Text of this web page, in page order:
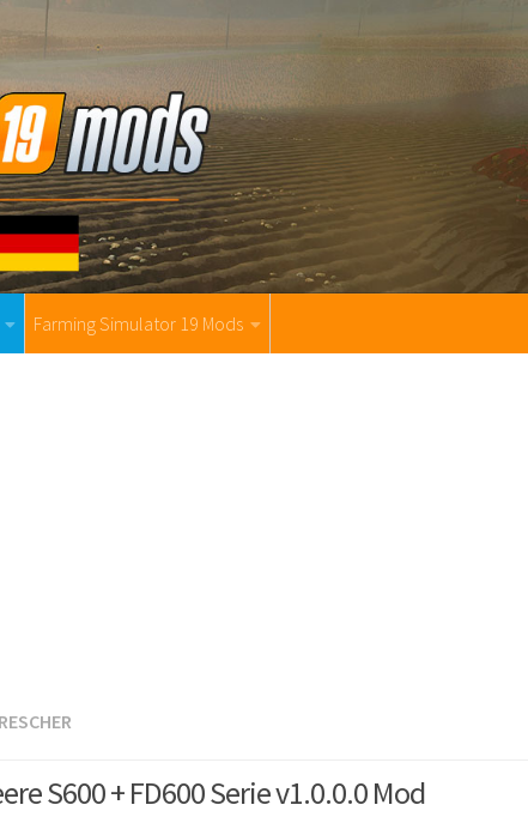
Farming Simulator 19 Mods
S600 + FD600 Serie v1.0.0.0 Mod